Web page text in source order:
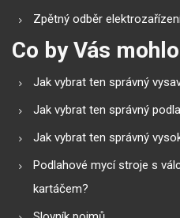
Zpětný odběr
Co by Vás
Jak vybrat ten správný
Jak vybrat ten správný
Jak vybrat ten správný
Podlahové mycí stroje s
kartáčem?